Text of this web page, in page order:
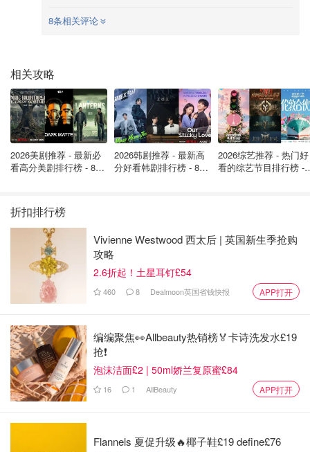
8条相关评论
相关攻略
2026美剧推荐 - 最新必
看高分美剧排行榜 - 8月
2026韩剧推荐 - 最新高
分好看韩剧排行榜 - 8月
2026综艺推荐 - 热门好
看的综艺节目排行榜 -
折扣排行榜
Vivienne Westwood 西太后 | 英国新生季抢购
攻略
2.6折起！土星耳钉£54
460 8 Dealmoon英国省钱快报 APP打开
编编聚焦👀Allbeauty热销榜🏅卡诗洗发水£19
抢❗
泡沫洁面£2 | 50ml娇兰复原蜜£84
16 1 AllBeauty APP打开
Flannels 夏促升级🔥椰子鞋£19 define£76